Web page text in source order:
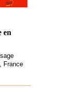
en
France